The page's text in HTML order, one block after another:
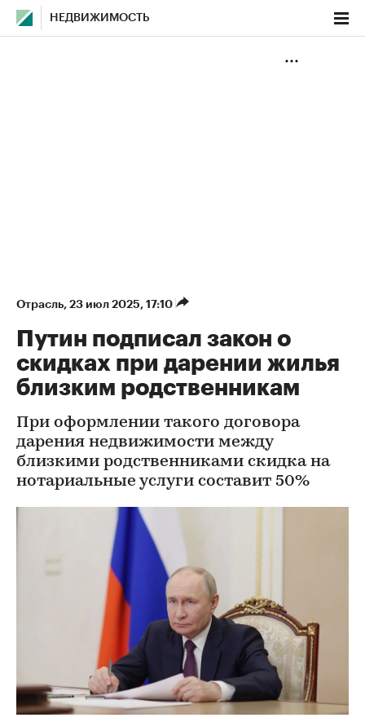
НЕДВИЖИМОСТЬ
Отрасль⁠, 23 июл 2025, 17:10
Путин подписал закон о
скидках при дарении жилья
близким родственникам
При оформлении такого договора
дарения недвижимости между
близкими родственниками скидка на
нотариальные услуги составит 50%